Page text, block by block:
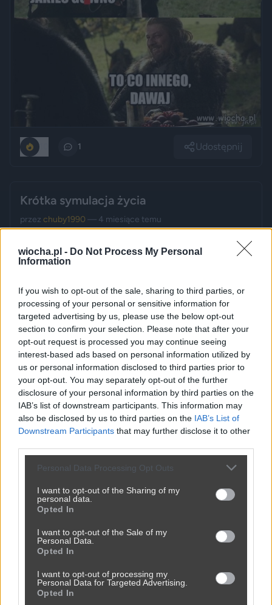
wiocha.pl - Do Not Process My Personal
Information
If you wish to opt-out of the sale, sharing to third parties, or
processing of your personal or sensitive information for
targeted advertising by us, please use the below opt-out
section to confirm your selection. Please note that after your
opt-out request is processed you may continue seeing
interest-based ads based on personal information utilized by
us or personal information disclosed to third parties prior to
your opt-out. You may separately opt-out of the further
disclosure of your personal information by third parties on the
IAB’s list of downstream participants. This information may
also be disclosed by us to third parties on the IAB’s List of
Downstream Participants that may further disclose it to other
Personal Data Processing Opt Outs
I want to opt-out of the Sharing of my
personal data.
Opted In
I want to opt-out of the Sale of my
Personal Data.
Opted In
I want to opt-out of processing my
Personal Data for Targeted Advertising.
Opted In
1 Udostępnij
Krótka symulacja życia
przez chuby1990 — 4 miesiące temu
0 1 Udostępnij